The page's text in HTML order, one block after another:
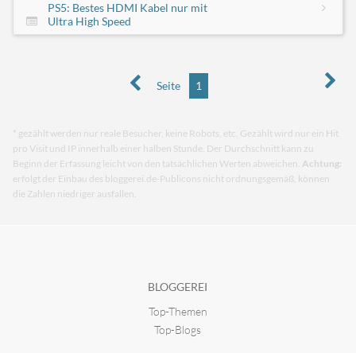
PS5: Bestes HDMI Kabel nur mit
Ultra High Speed
Seite 1
* gezählt werden nur reale Besucher, keine Robots, etc. Gezählt wird nur ein Hit
pro Visit und IP innerhalb einer halben Stunde. Der Durchschnitt kann zu
Beginn der Erfassung leicht von den tatsächlichen Werten abweichen. Achtung:
erfolgt der Einbau des bloggerei.de-Publicons nicht ordnungsgemäß, können
die Zahlen niedriger ausfallen.
BLOGGEREI
Top-Themen
Top-Blogs